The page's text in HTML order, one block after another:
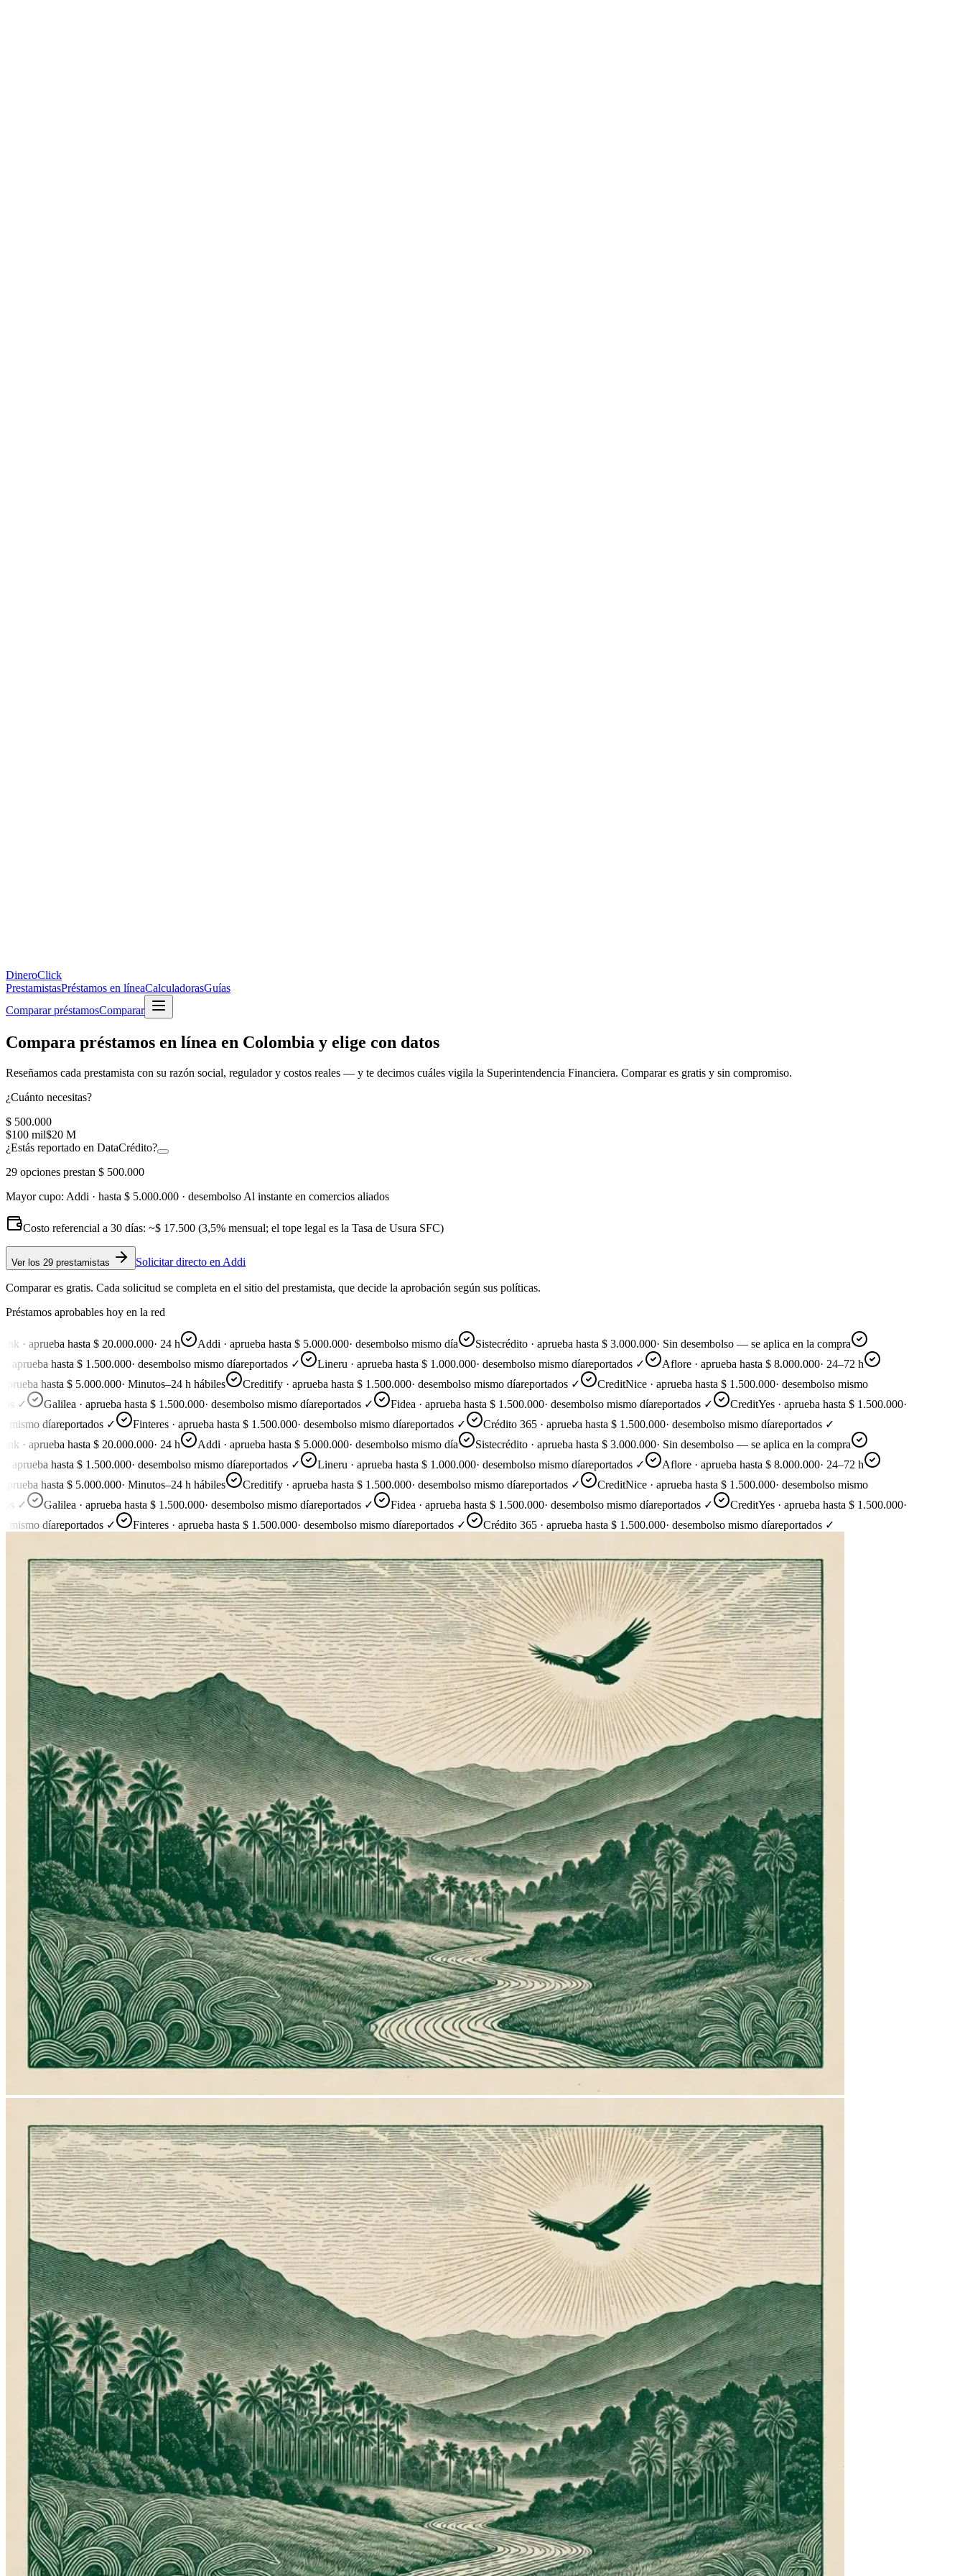
DineroClick
PrestamistasPréstamos en líneaCalculadorasGuías
Comparar préstamosComparar
Compara préstamos en línea en Colombia y elige con datos
Reseñamos cada prestamista con su razón social, regulador y costos reales — y te decimos cuáles vigila la Superintendencia Financiera. Comparar es gratis y sin compromiso.
¿Cuánto necesitas?
$ 500.000
$100 mil$20 M
¿Estás reportado en DataCrédito?
29 opciones prestan $ 500.000
Mayor cupo: Addi · hasta $ 5.000.000 · desembolso Al instante en comercios aliados
Costo referencial a 30 días: ~$ 17.500 (3,5% mensual; el tope legal es la Tasa de Usura SFC)
Ver los 29 prestamistas Solicitar directo en Addi
Comparar es gratis. Cada solicitud se completa en el sitio del prestamista, que decide la aprobación según sus políticas.
Préstamos aprobables hoy en la red
aprueba hasta $ 20.000.000·24 h Addi · aprueba hasta $ 5.000.000·desembolso mismo día Sistecrédito · aprueba hasta $ 3.000.000·Sin desembolso — se aplica en la compra
hasta $ 1.500.000·desembolso mismo díareportados ✓ Lineru · aprueba hasta $ 1.000.000·desembolso mismo díareportados ✓ Aflore · aprueba hasta $ 8.000.000·24–72 h
hasta $ 5.000.000·Minutos–24 h hábiles Creditify · aprueba hasta $ 1.500.000·desembolso mismo díareportados ✓ CreditNice · aprueba hasta $ 1.500.000·desembolso mismo
Galilea · aprueba hasta $ 1.500.000·desembolso mismo díareportados ✓ Fidea · aprueba hasta $ 1.500.000·desembolso mismo díareportados ✓ CreditYes · aprueba hasta $ 1.500.000·
díareportados ✓ Finteres · aprueba hasta $ 1.500.000·desembolso mismo díareportados ✓ Crédito 365 · aprueba hasta $ 1.500.000·desembolso mismo díareportados ✓
aprueba hasta $ 20.000.000·24 h Addi · aprueba hasta $ 5.000.000·desembolso mismo día Sistecrédito · aprueba hasta $ 3.000.000·Sin desembolso — se aplica en la compra
hasta $ 1.500.000·desembolso mismo díareportados ✓ Lineru · aprueba hasta $ 1.000.000·desembolso mismo díareportados ✓ Aflore · aprueba hasta $ 8.000.000·24–72 h
hasta $ 5.000.000·Minutos–24 h hábiles Creditify · aprueba hasta $ 1.500.000·desembolso mismo díareportados ✓ CreditNice · aprueba hasta $ 1.500.000·desembolso mismo
Galilea · aprueba hasta $ 1.500.000·desembolso mismo díareportados ✓ Fidea · aprueba hasta $ 1.500.000·desembolso mismo díareportados ✓ CreditYes · aprueba hasta $ 1.500.000·
díareportados ✓ Finteres · aprueba hasta $ 1.500.000·desembolso mismo díareportados ✓ Crédito 365 · aprueba hasta $ 1.500.000·desembolso mismo díareportados ✓